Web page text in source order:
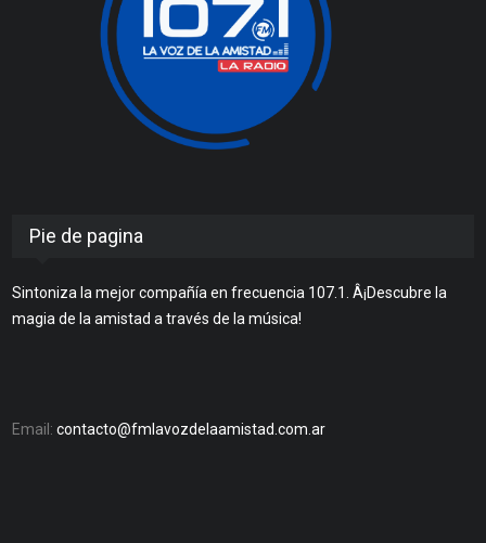
Pie de pagina
Sintoniza la mejor compañía en frecuencia 107.1. Â¡Descubre la
magia de la amistad a través de la música!
Email:contacto@fmlavozdelaamistad.com.ar